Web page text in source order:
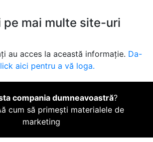
pe mai multe site-uri
au acces la această informație. Da-
aici pentru a vă loga.
compania dumneavoastră?
cum să primești materialele de
marketing